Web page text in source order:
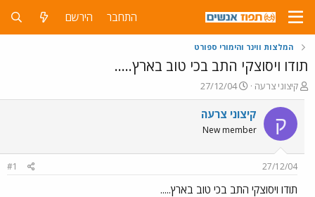
התחבר הירשם
המלצות ווינר והימורי ספורט
תודו ויסוצקי התב בכי טוב בארץ.....
פ
ו
ת
ח
ה
ש
א
קיצוני צרעה
פ
ו
ר
ם
ר
27/12/04
ק קיצוני צרעה
New member
27/12/04
#1
תודו ויסוצקי התב בכי טוב בארץ.....